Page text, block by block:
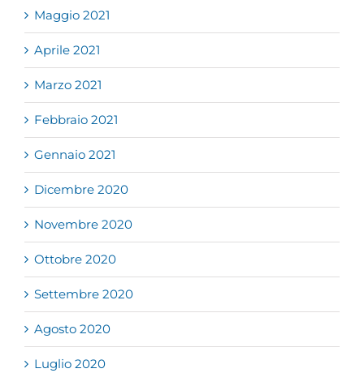
Maggio 2021
Aprile 2021
Marzo 2021
Febbraio 2021
Gennaio 2021
Dicembre 2020
Novembre 2020
Ottobre 2020
Settembre 2020
Agosto 2020
Luglio 2020